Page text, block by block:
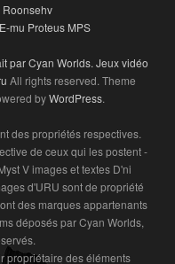
Roonsehv
mu Proteus MPS
par Cyan Worlds. Jeux vidéo
All rights reserved. Theme
byWordPress.
des propriétés respectives.
de ceux qui les postent -
V images et textes D'ni
d'URU sont de propriété
des marques appartenants
déposés par Cyan Worlds,
propriétaire des éléments